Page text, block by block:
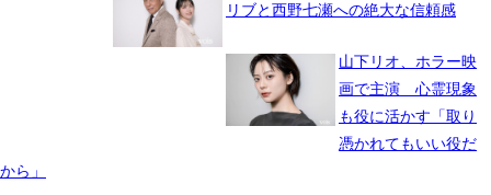
リブと西野七瀬への絶大な信頼感
山下リオ、ホラー映
画で主演 心霊現象
も役に活かす「取り
憑かれてもいい役だ
から」